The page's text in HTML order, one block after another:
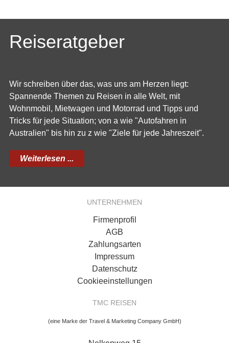
Reiseratgeber
Wir schreiben über das, was uns am Herzen liegt:
Spannende Themen zu Reisen in alle Welt, mit
Wohnmobil, Mietwagen und Motorrad und Tipps und
Tricks für jede Situation; von a wie "Autofahren in
Australien" bis hin zu z wie "Ziele für jede Jahreszeit".
Weiterlesen ...
UNTERNEHMEN
Firmenprofil
AGB
Zahlungsarten
Impressum
Datenschutz
Cookieeinstellungen
TMC REISEN
(eine Marke der Travel & Marketing Company GmbH)